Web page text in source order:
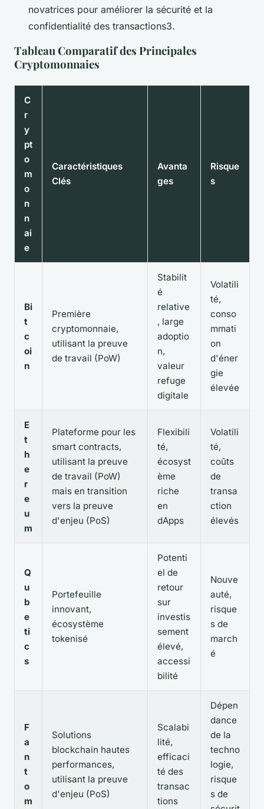
novatrices pour améliorer la sécurité et la
confidentialité des transactions3.
Tableau Comparatif des Principales
Cryptomonnaies
C
r
y
pt
o
m
o
n
n
ai
e
Caractéristiques
Clés
Avanta
ges
Risque
s
Bi
t
c
oi
n
Première
cryptomonnaie,
utilisant la preuve
de travail (PoW)
Stabilit
é
relative
, large
adoptio
n,
valeur
refuge
digitale
Volatili
té,
conso
mmati
on
d'éner
gie
élevée
E
t
h
e
r
e
u
m
Plateforme pour les
smart contracts,
utilisant la preuve
de travail (PoW)
mais en transition
vers la preuve
d'enjeu (PoS)
Flexibili
té,
écosyst
ème
riche
en
dApps
Volatili
té,
coûts
de
transa
ction
élevés
Q
u
b
e
ti
c
s
Portefeuille
innovant,
écosystème
tokenisé
Potenti
el de
retour
sur
investis
sement
élevé,
accessi
bilité
Nouve
auté,
risque
s de
march
é
F
a
n
t
o
m
Solutions
blockchain hautes
performances,
utilisant la preuve
d'enjeu (PoS)
Scalabi
lité,
efficaci
té des
transac
tions
Dépen
dance
de la
techno
logie,
risque
s de